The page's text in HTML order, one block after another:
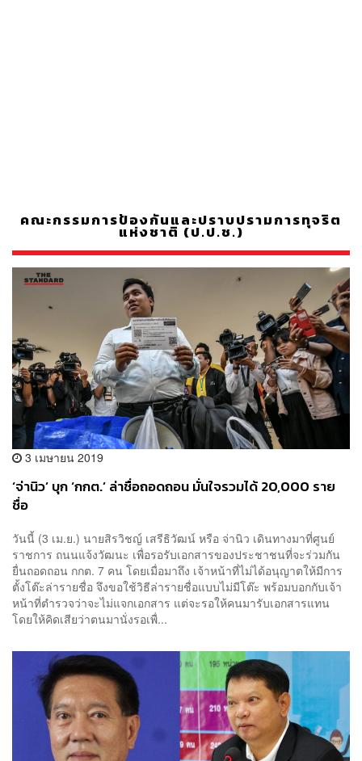
คณะกรรมการป้องกันและปราบปรามการทุจริต
แห่งชาติ (ป.ป.ช.)
3 เมษายน 2019
‘จ่านิว’ บุก ‘กกต.’ ล่าชื่อถอดถอน มั่นใจรวมได้ 20,000 ราย
ชื่อ
วันนี้ (3 เม.ย.) นายสิรวิชญ์ เสรีธิวัฒน์ หรือ จ่านิว เดินทางมาที่ศูนย์
ราชการ ถนนแจ้งวัฒนะ เพื่อรอรับเอกสารของประชาชนที่จะร่วมกัน
ยื่นถอดถอน กกต. 7 คน โดยเมื่อมาถึง เจ้าหน้าที่ไม่ได้อนุญาตให้มีการ
ตั้งโต๊ะล่ารายชื่อ จึงขอใช้วิธีล่ารายชื่อแบบไม่มีโต๊ะ พร้อมบอกกับเจ้า
หน้าที่ตำรวจว่าจะไม่แจกเอกสาร แต่จะรอให้คนมารับเอกสารแทน
โดยให้คิดเสียว่าตนมานั่งรอเพื่...